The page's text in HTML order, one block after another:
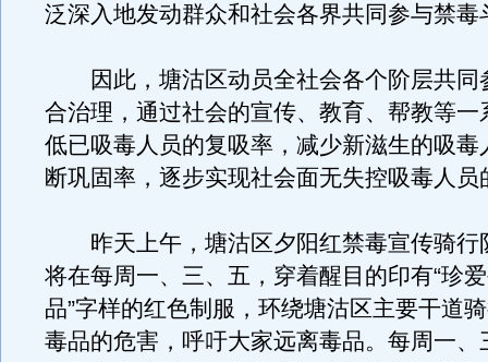
泛深入地发动群众和社会各界共同参与禁毒
因此，塘沽区动员全社会各个阶层共同
合治理，通过社会的宣传、教育、帮教等一
低已吸毒人员的复吸率，减少新滋生的吸毒
断巩固率，逐步实现社会面无失控吸毒人员
昨天上午，塘沽区夕阳红禁毒宣传骑行
将在每周一、三、五，穿着醒目的印有“珍
品”字样的红色制服，环绕塘沽区主要干道
毒品的危害，呼吁大家远离毒品。每周一、